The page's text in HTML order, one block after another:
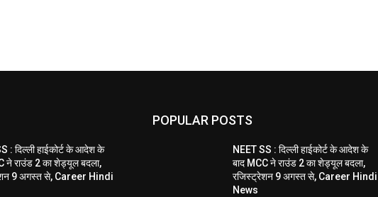
: दिल्ली हाईकोर्ट के आदेश के
ने राउंड 2 का शेड्यूल बदला,
9 अगस्त से, Career Hindi
POPULAR POSTS
NEET SS : दिल्ली हाईकोर्ट के आदेश के
बाद MCC ने राउंड 2 का शेड्यूल बदला,
रजिस्ट्रेशन 9 अगस्त से, Career Hindi
News